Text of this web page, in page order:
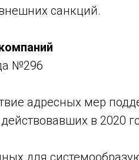
санкций.
№296
адресных мер
в 2020
для